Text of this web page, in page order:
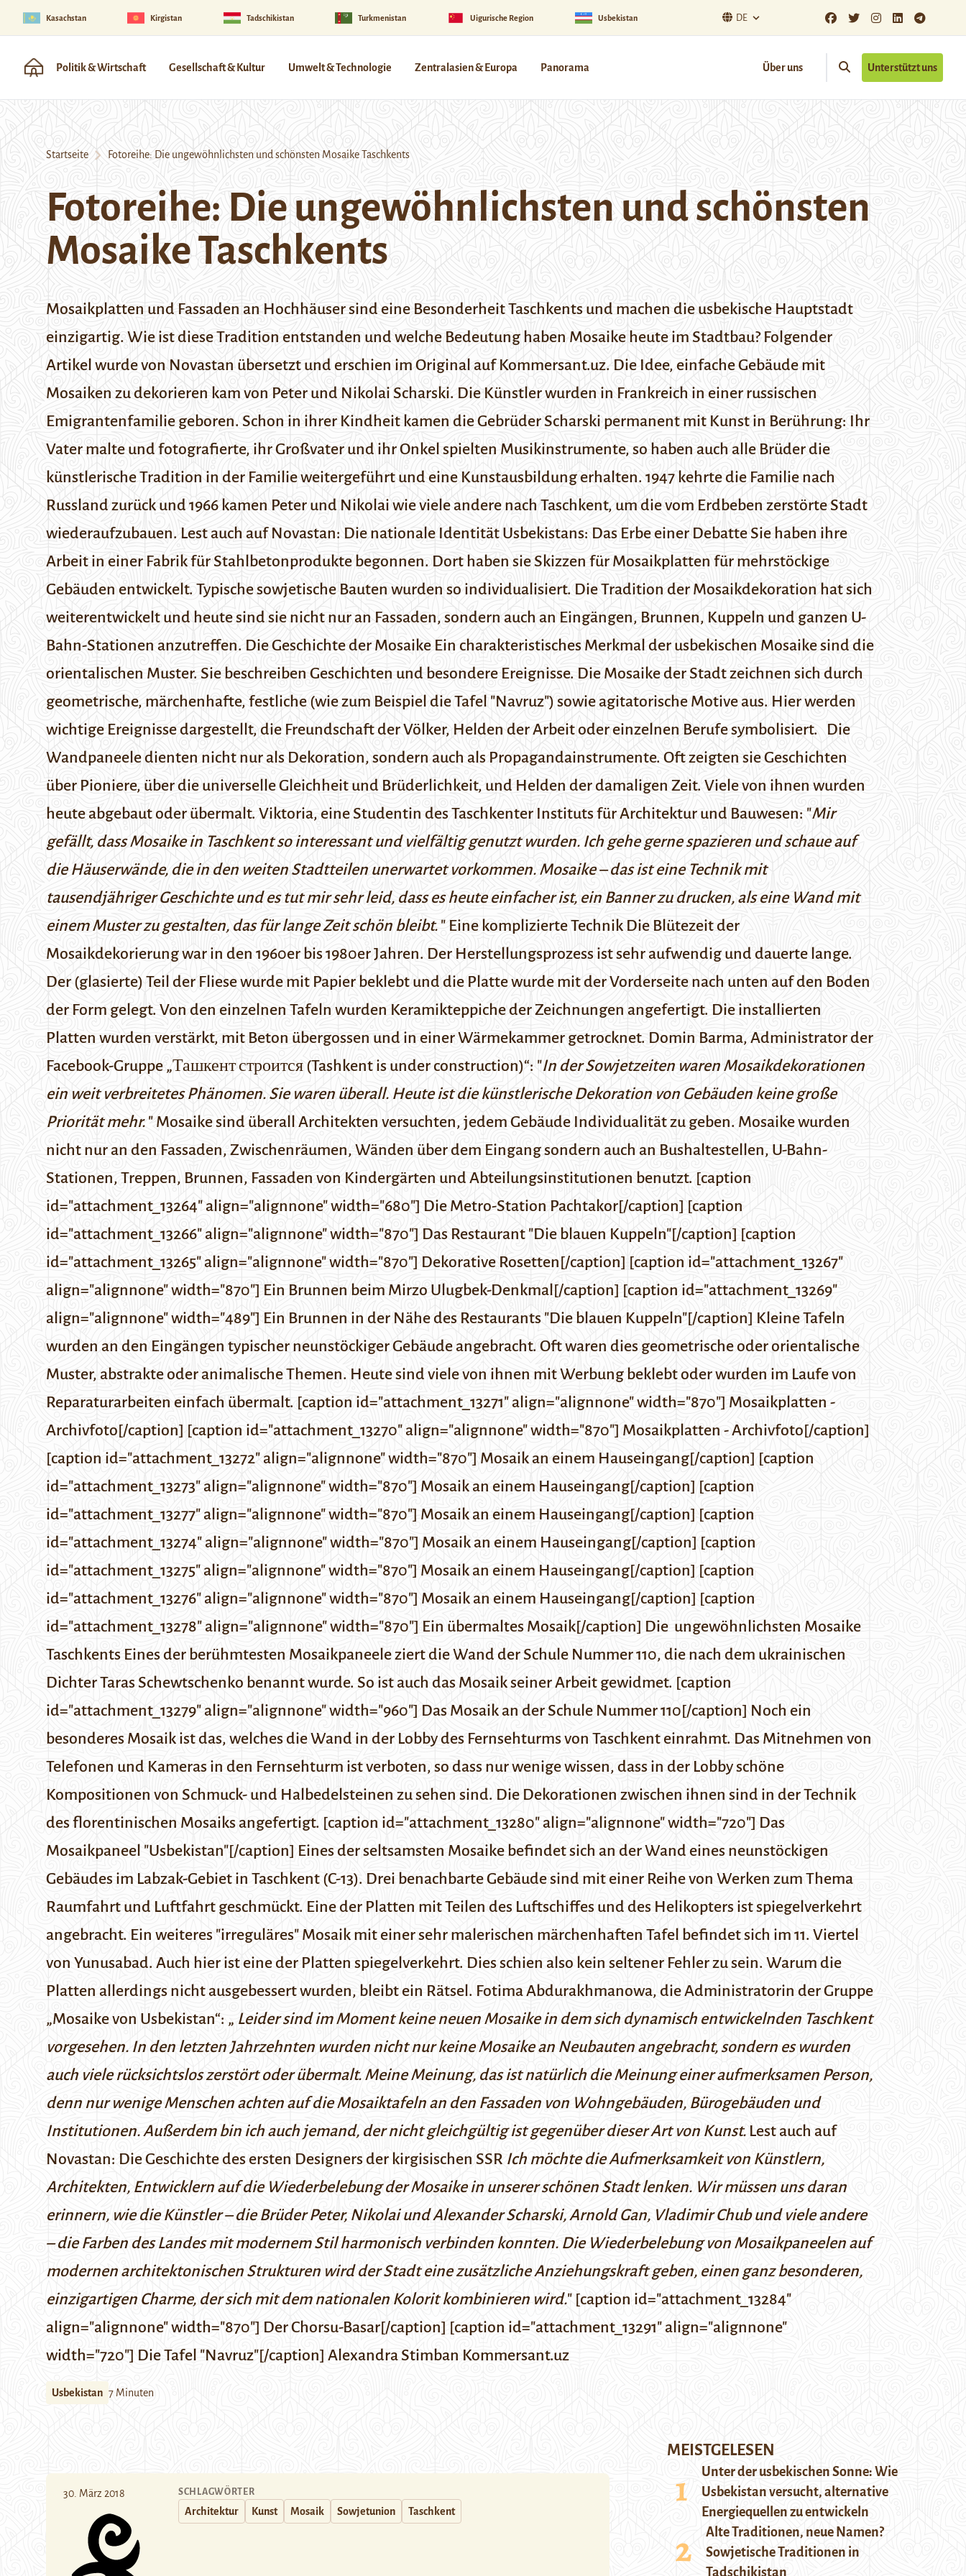
Kasachstan Kirgistan Tadschikistan Turkmenistan Uigurische Region Usbekistan DE
Politik & Wirtschaft Gesellschaft & Kultur Umwelt & Technologie Zentralasien & Europa Panorama Über uns Unterstützt uns
Startseite Fotoreihe: Die ungewöhnlichsten und schönsten Mosaike Taschkents
Fotoreihe: Die ungewöhnlichsten und schönsten
Mosaike Taschkents
Mosaikplatten und Fassaden an Hochhäuser sind eine Besonderheit Taschkents und machen die usbekische Hauptstadt
einzigartig. Wie ist diese Tradition entstanden und welche Bedeutung haben Mosaike heute im Stadtbau? Folgender
Artikel wurde von Novastan übersetzt und erschien im Original auf Kommersant.uz. Die Idee, einfache Gebäude mit
Mosaiken zu dekorieren kam von Peter und Nikolai Scharski. Die Künstler wurden in Frankreich in einer russischen
Emigrantenfamilie geboren. Schon in ihrer Kindheit kamen die Gebrüder Scharski permanent mit Kunst in Berührung: Ihr
Vater malte und fotografierte, ihr Großvater und ihr Onkel spielten Musikinstrumente, so haben auch alle Brüder die
künstlerische Tradition in der Familie weitergeführt und eine Kunstausbildung erhalten. 1947 kehrte die Familie nach
Russland zurück und 1966 kamen Peter und Nikolai wie viele andere nach Taschkent, um die vom Erdbeben zerstörte Stadt
wiederaufzubauen. Lest auch auf Novastan: Die nationale Identität Usbekistans: Das Erbe einer Debatte Sie haben ihre
Arbeit in einer Fabrik für Stahlbetonprodukte begonnen. Dort haben sie Skizzen für Mosaikplatten für mehrstöckige
Gebäuden entwickelt. Typische sowjetische Bauten wurden so individualisiert. Die Tradition der Mosaikdekoration hat sich
weiterentwickelt und heute sind sie nicht nur an Fassaden, sondern auch an Eingängen, Brunnen, Kuppeln und ganzen U-
Bahn-Stationen anzutreffen. Die Geschichte der Mosaike Ein charakteristisches Merkmal der usbekischen Mosaike sind die
orientalischen Muster. Sie beschreiben Geschichten und besondere Ereignisse. Die Mosaike der Stadt zeichnen sich durch
geometrische, märchenhafte, festliche (wie zum Beispiel die Tafel "Navruz") sowie agitatorische Motive aus. Hier werden
wichtige Ereignisse dargestellt, die Freundschaft der Völker, Helden der Arbeit oder einzelnen Berufe symbolisiert. Die
Wandpaneele dienten nicht nur als Dekoration, sondern auch als Propagandainstrumente. Oft zeigten sie Geschichten
über Pioniere, über die universelle Gleichheit und Brüderlichkeit, und Helden der damaligen Zeit. Viele von ihnen wurden
heute abgebaut oder übermalt. Viktoria, eine Studentin des Taschkenter Instituts für Architektur und Bauwesen: "Mir
gefällt, dass Mosaike in Taschkent so interessant und vielfältig genutzt wurden. Ich gehe gerne spazieren und schaue auf
die Häuserwände, die in den weiten Stadtteilen unerwartet vorkommen. Mosaike – das ist eine Technik mit
tausendjähriger Geschichte und es tut mir sehr leid, dass es heute einfacher ist, ein Banner zu drucken, als eine Wand mit
einem Muster zu gestalten, das für lange Zeit schön bleibt. " Eine komplizierte Technik Die Blütezeit der
Mosaikdekorierung war in den 1960er bis 1980er Jahren. Der Herstellungsprozess ist sehr aufwendig und dauerte lange.
Der (glasierte) Teil der Fliese wurde mit Papier beklebt und die Platte wurde mit der Vorderseite nach unten auf den Boden
der Form gelegt. Von den einzelnen Tafeln wurden Keramikteppiche der Zeichnungen angefertigt. Die installierten
Platten wurden verstärkt, mit Beton übergossen und in einer Wärmekammer getrocknet. Domin Barma, Administrator der
Facebook-Gruppe „Ташкент строится (Tashkent is under construction)“: "In der Sowjetzeiten waren Mosaikdekorationen
ein weit verbreitetes Phänomen. Sie waren überall. Heute ist die künstlerische Dekoration von Gebäuden keine große
Priorität mehr. " Mosaike sind überall Architekten versuchten, jedem Gebäude Individualität zu geben. Mosaike wurden
nicht nur an den Fassaden, Zwischenräumen, Wänden über dem Eingang sondern auch an Bushaltestellen, U-Bahn-
Stationen, Treppen, Brunnen, Fassaden von Kindergärten und Abteilungsinstitutionen benutzt. [caption
id="attachment_13264" align="alignnone" width="680"] Die Metro-Station Pachtakor[/caption] [caption
id="attachment_13266" align="alignnone" width="870"] Das Restaurant "Die blauen Kuppeln"[/caption] [caption
id="attachment_13265" align="alignnone" width="870"] Dekorative Rosetten[/caption] [caption id="attachment_13267"
align="alignnone" width="870"] Ein Brunnen beim Mirzo Ulugbek-Denkmal[/caption] [caption id="attachment_13269"
align="alignnone" width="489"] Ein Brunnen in der Nähe des Restaurants "Die blauen Kuppeln"[/caption] Kleine Tafeln
wurden an den Eingängen typischer neunstöckiger Gebäude angebracht. Oft waren dies geometrische oder orientalische
Muster, abstrakte oder animalische Themen. Heute sind viele von ihnen mit Werbung beklebt oder wurden im Laufe von
Reparaturarbeiten einfach übermalt. [caption id="attachment_13271" align="alignnone" width="870"] Mosaikplatten -
Archivfoto[/caption] [caption id="attachment_13270" align="alignnone" width="870"] Mosaikplatten - Archivfoto[/caption]
[caption id="attachment_13272" align="alignnone" width="870"] Mosaik an einem Hauseingang[/caption] [caption
id="attachment_13273" align="alignnone" width="870"] Mosaik an einem Hauseingang[/caption] [caption
id="attachment_13277" align="alignnone" width="870"] Mosaik an einem Hauseingang[/caption] [caption
id="attachment_13274" align="alignnone" width="870"] Mosaik an einem Hauseingang[/caption] [caption
id="attachment_13275" align="alignnone" width="870"] Mosaik an einem Hauseingang[/caption] [caption
id="attachment_13276" align="alignnone" width="870"] Mosaik an einem Hauseingang[/caption] [caption
id="attachment_13278" align="alignnone" width="870"] Ein übermaltes Mosaik[/caption] Die ungewöhnlichsten Mosaike
Taschkents Eines der berühmtesten Mosaikpaneele ziert die Wand der Schule Nummer 110, die nach dem ukrainischen
Dichter Taras Schewtschenko benannt wurde. So ist auch das Mosaik seiner Arbeit gewidmet. [caption
id="attachment_13279" align="alignnone" width="960"] Das Mosaik an der Schule Nummer 110[/caption] Noch ein
besonderes Mosaik ist das, welches die Wand in der Lobby des Fernsehturms von Taschkent einrahmt. Das Mitnehmen von
Telefonen und Kameras in den Fernsehturm ist verboten, so dass nur wenige wissen, dass in der Lobby schöne
Kompositionen von Schmuck- und Halbedelsteinen zu sehen sind. Die Dekorationen zwischen ihnen sind in der Technik
des florentinischen Mosaiks angefertigt. [caption id="attachment_13280" align="alignnone" width="720"] Das
Mosaikpaneel "Usbekistan"[/caption] Eines der seltsamsten Mosaike befindet sich an der Wand eines neunstöckigen
Gebäudes im Labzak-Gebiet in Taschkent (C-13). Drei benachbarte Gebäude sind mit einer Reihe von Werken zum Thema
Raumfahrt und Luftfahrt geschmückt. Eine der Platten mit Teilen des Luftschiffes und des Helikopters ist spiegelverkehrt
angebracht. Ein weiteres "irreguläres" Mosaik mit einer sehr malerischen märchenhaften Tafel befindet sich im 11. Viertel
von Yunusabad. Auch hier ist eine der Platten spiegelverkehrt. Dies schien also kein seltener Fehler zu sein. Warum die
Platten allerdings nicht ausgebessert wurden, bleibt ein Rätsel. Fotima Abdurakhmanowa, die Administratorin der Gruppe
„Mosaike von Usbekistan“: „ Leider sind im Moment keine neuen Mosaike in dem sich dynamisch entwickelnden Taschkent
vorgesehen. In den letzten Jahrzehnten wurden nicht nur keine Mosaike an Neubauten angebracht, sondern es wurden
auch viele rücksichtslos zerstört oder übermalt. Meine Meinung, das ist natürlich die Meinung einer aufmerksamen Person,
denn nur wenige Menschen achten auf die Mosaiktafeln an den Fassaden von Wohngebäuden, Bürogebäuden und
Institutionen. Außerdem bin ich auch jemand, der nicht gleichgültig ist gegenüber dieser Art von Kunst. Lest auch auf
Novastan: Die Geschichte des ersten Designers der kirgisischen SSR Ich möchte die Aufmerksamkeit von Künstlern,
Architekten, Entwicklern auf die Wiederbelebung der Mosaike in unserer schönen Stadt lenken. Wir müssen uns daran
erinnern, wie die Künstler – die Brüder Peter, Nikolai und Alexander Scharski, Arnold Gan, Vladimir Chub und viele andere
– die Farben des Landes mit modernem Stil harmonisch verbinden konnten. Die Wiederbelebung von Mosaikpaneelen auf
modernen architektonischen Strukturen wird der Stadt eine zusätzliche Anziehungskraft geben, einen ganz besonderen,
einzigartigen Charme, der sich mit dem nationalen Kolorit kombinieren wird." [caption id="attachment_13284"
align="alignnone" width="870"] Der Chorsu-Basar[/caption] [caption id="attachment_13291" align="alignnone"
width="720"] Die Tafel "Navruz"[/caption] Alexandra Stimban Kommersant.uz
Usbekistan 7 Minuten
30. März 2018 SCHLAGWÖRTER
Architektur Kunst Mosaik Sowjetunion Taschkent
MEISTGELESEN
Unter der usbekischen Sonne: Wie
Usbekistan versucht, alternative
Energiequellen zu entwickeln
Alte Traditionen, neue Namen?
Sowjetische Traditionen in
Tadschikistan